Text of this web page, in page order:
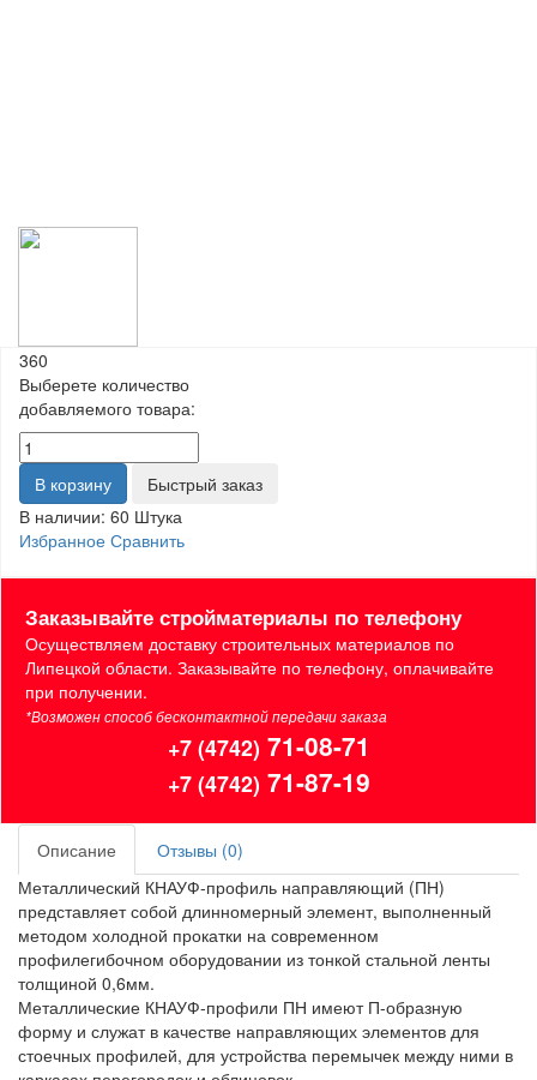
360
Выберете количество
добавляемого товара:
В корзину
Быстрый заказ
В наличии: 60 Штука
Избранное Сравнить
Заказывайте стройматериалы по телефону
Осуществляем доставку строительных материалов по
Липецкой области. Заказывайте по телефону, оплачивайте
при получении.
*Возможен способ бесконтактной передачи заказа
+7 (4742) 71-08-71
+7 (4742) 71-87-19
Описание
Отзывы (0)
Металлический КНАУФ-профиль направляющий (ПН)
представляет собой длинномерный элемент, выполненный
методом холодной прокатки на современном
профилегибочном оборудовании из тонкой стальной ленты
толщиной 0,6мм.
Металлические КНАУФ-профили ПН имеют П-образную
форму и служат в качестве направляющих элементов для
стоечных профилей, для устройства перемычек между ними в